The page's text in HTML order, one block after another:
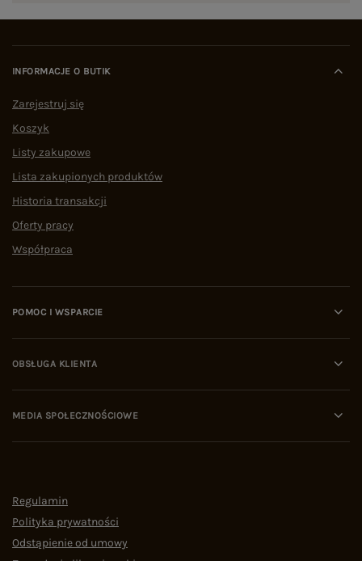
INFORMACJE O BUTIK
Zarejestruj się
Koszyk
Listy zakupowe
Lista zakupionych produktów
Historia transakcji
Oferty pracy
Współpraca
POMOC I WSPARCIE
OBSŁUGA KLIENTA
MEDIA SPOŁECZNOŚCIOWE
Regulamin
Polityka prywatności
Odstąpienie od umowy